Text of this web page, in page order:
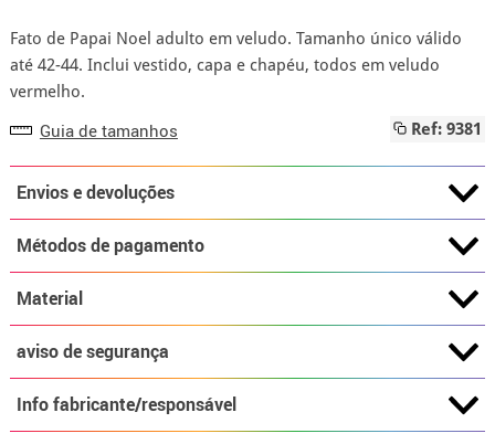
Fato de Papai Noel adulto em veludo. Tamanho único válido
até 42-44. Inclui vestido, capa e chapéu, todos em veludo
vermelho.
Guia de tamanhos Ref: 9381
Envios e devoluções
Métodos de pagamento
Material
aviso de segurança
Info fabricante/responsável